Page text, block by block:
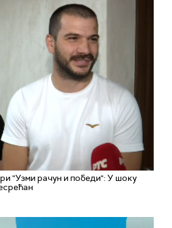
"Узми рачун и победи": У шоку